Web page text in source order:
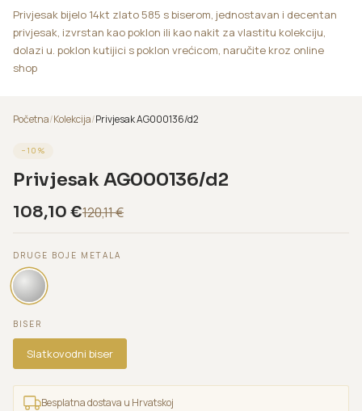
Privjesak bijelo 14kt zlato 585 s biserom, jednostavan i decentan
privjesak, izvrstan kao poklon ili kao nakit za vlastitu kolekciju,
dolazi u. poklon kutijici s poklon vrećicom, naručite kroz online
shop
Početna/Kolekcija/Privjesak AG000136/d2
− 10 %
Privjesak AG000136/d2
108,10 €120,11€
DRUGE BOJE METALA
BISER
Slatkovodni biser
Besplatna dostava u Hrvatskoj